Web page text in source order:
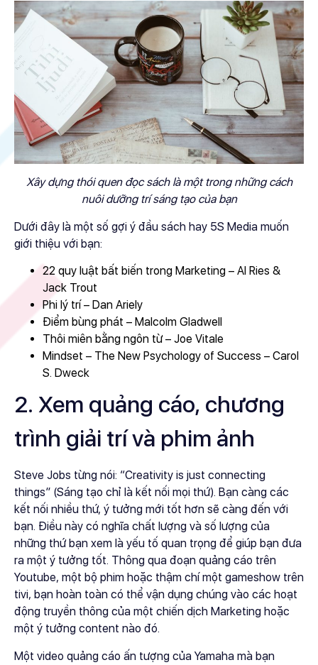
Xây dựng thói quen đọc sách là một trong những cách
nuôi dưỡng trí sáng tạo của bạn
Dưới đây là một số gợi ý đầu sách hay 5S Media muốn
giới thiệu với bạn:
22 quy luật bất biến trong Marketing – Al Ries &
Jack Trout
Phi lý trí – Dan Ariely
Điểm bùng phát – Malcolm Gladwell
Thôi miên bằng ngôn từ – Joe Vitale
Mindset – The New Psychology of Success – Carol
S. Dweck
2. Xem quảng cáo, chương
trình giải trí và phim ảnh
Steve Jobs từng nói: “Creativity is just connecting
things” (Sáng tạo chỉ là kết nối mọi thứ). Bạn càng các
kết nối nhiều thứ, ý tưởng mới tốt hơn sẽ càng đến với
bạn. Điều này có nghĩa chất lượng và số lượng của
những thứ bạn xem là yếu tố quan trọng để giúp bạn đưa
ra một ý tưởng tốt. Thông qua đoạn quảng cáo trên
Youtube, một bộ phim hoặc thậm chí một gameshow trên
tivi, bạn hoàn toàn có thể vận dụng chúng vào các hoạt
động truyền thông của một chiến dịch Marketing hoặc
một ý tưởng content nào đó.
Một video quảng cáo ấn tượng của Yamaha mà bạn